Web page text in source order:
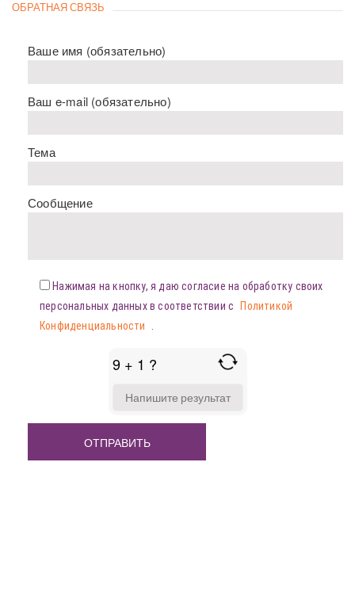
ОБРАТНАЯ СВЯЗЬ
Ваше имя (обязательно)
Ваш e-mail (обязательно)
Тема
Сообщение
Нажимая на кнопку, я даю согласие на обработку своих
персональных данных в соответствии с
Политикой
Конфиденциальности
9 + 1 ?
FOR
+